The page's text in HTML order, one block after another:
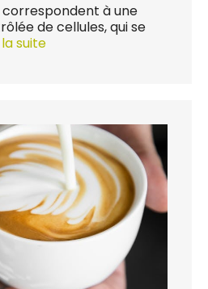
correspondent à une
de cellules, qui se
suite